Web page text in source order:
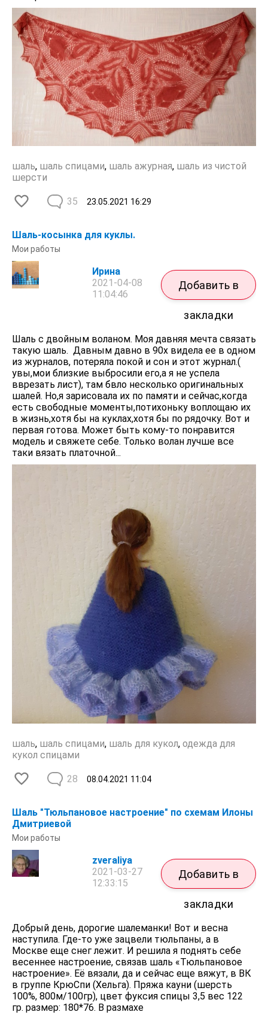
шаль, шаль спицами, шаль ажурная, шаль из чистой
шерсти
23.05.2021 16:29
35
Шаль-косынка для куклы.
Мои работы
Ирина
2021-04-08
11:04:46
Добавить в
закладки
Шаль с двойным воланом. Моя давняя мечта связать
такую шаль. Давным давно в 90х видела ее в одном
из журналов, потеряла покой и сон и этот журнал.(
увы,мои близкие выбросили его,а я не успела
вврезать лист), там бвло несколько оригинальных
шалей. Но,я зарисовала их по памяти и сейчас,когда
есть свободные моменты,потихоньку воплощаю их
в жизнь,хотя бы на куклах,хотя бы по рядочку. Вот и
первая готова. Может быть кому-то понравится
модель и свяжете себе. Только волан лучше все
таки вязать платочной...
шаль, шаль спицами, шаль для кукол, одежда для
кукол спицами
08.04.2021 11:04
28
Шаль "Тюльпановое настроение" по схемам Илоны
Дмитриевой
Мои работы
zveraliya
2021-03-27
12:33:15
Добавить в
закладки
Добрый день, дорогие шалеманки! Вот и весна
наступила. Где-то уже зацвели тюльпаны, а в
Москве еще снег лежит. И решила я поднять себе
весеннее настроение, связав шаль «Тюльпановое
настроение». Её вязали, да и сейчас еще вяжут, в ВК
в группе КрюСпи (Хельга). Пряжа кауни (шерсть
100%, 800м/100гр), цвет фуксия спицы 3,5 вес 122
гр. размер: 180*76. В размахе